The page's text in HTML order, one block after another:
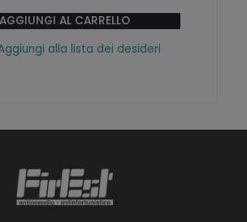
AGGIUNGI AL CARRELLO
alla lista dei desideri